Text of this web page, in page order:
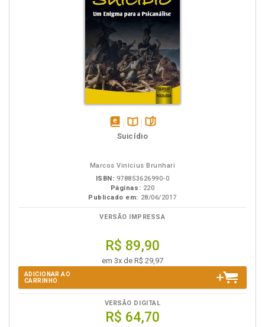
disponível
Disponível
páginas
Suicídio
Marcos Vinícius Brunhari
ISBN: 978853626990-0
Páginas: 220
Publicado em: 28/06/2017
VERSÃO IMPRESSA
R$ 89,90
em 3x de R$ 29,97
ADICIONAR AO
CARRINHO
VERSÃO DIGITAL
R$ 64,70